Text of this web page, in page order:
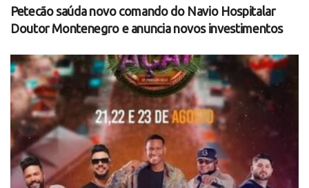
Petecão saúda novo comando do Navio Hospitalar
Doutor Montenegro e anuncia novos investimentos